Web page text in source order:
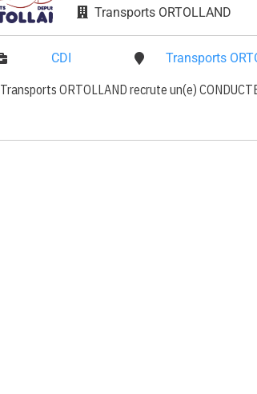
Transports ORTOLLAND
CDI Transports
Transports ORTOLLAND recrute un(e)